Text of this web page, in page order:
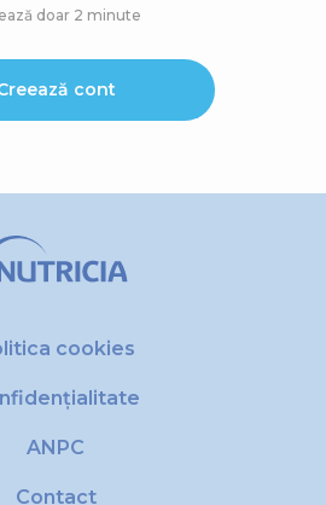
doar 2 minute
cont
cookies
ANPC
Contact